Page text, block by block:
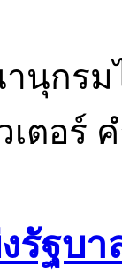
นุกรม
ตอร์
รัฐบา